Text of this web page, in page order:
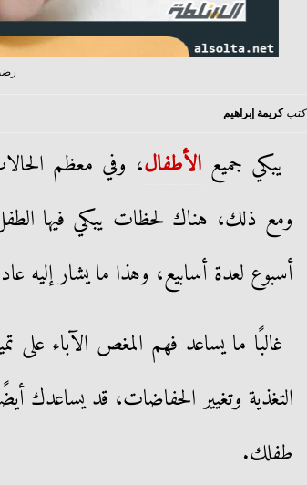
كتبكريمة إبراهيم
يبكي جميع الأطفال، وفي معظم
ومع ذلك، هناك لحظات يبكي فيها
أسبوع لعدة أسابيع، وهذا ما يشار إليه
غالبًا ما يساعد فهم المغص الآباء
التغذية وتغيير الحفاضات، قد يساعدك
طفلك.